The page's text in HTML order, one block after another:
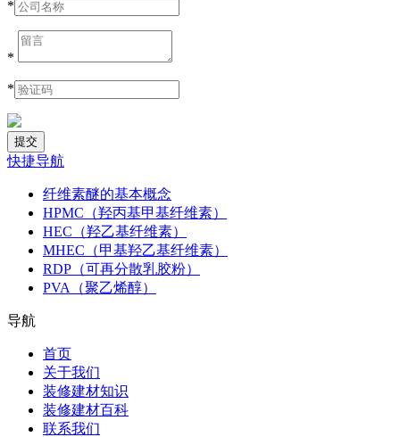
*
*
*
快捷导航
纤维素醚的基本概念
HPMC（羟丙基甲基纤维素）
HEC（羟乙基纤维素）
MHEC（甲基羟乙基纤维素）
RDP（可再分散乳胶粉）
PVA（聚乙烯醇）
导航
首页
关于我们
装修建材知识
装修建材百科
联系我们